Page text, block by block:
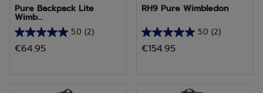
Pure Backpack Lite
Wimb...
5.0 (2)
5.0
van
€64.95
RH9 Pure Wimbledon
5.0 (2)
5.0
van
€154.95